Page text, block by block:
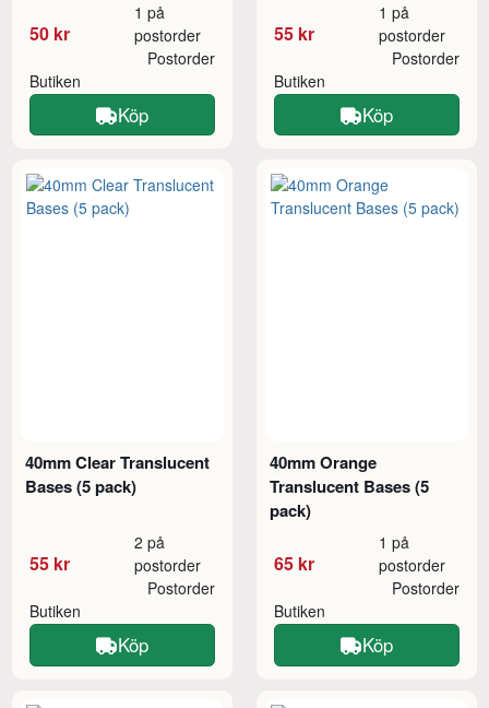
50 kr
1 på
postorder
Butiken
Postorder
Köp
55 kr
1 på
postorder
Butiken
Postorder
Köp
40mm Clear Translucent
Bases (5 pack)
55 kr
2 på
postorder
Butiken
Postorder
Köp
40mm Orange
Translucent Bases (5
pack)
65 kr
1 på
postorder
Butiken
Postorder
Köp